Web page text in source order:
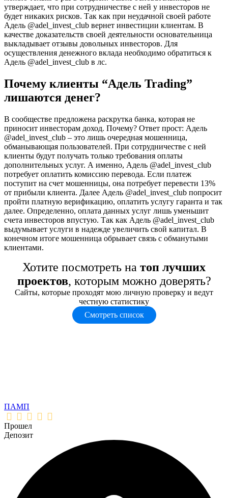
утверждает, что при сотрудничестве с ней у инвесторов не
будет никаких рисков. Так как при неудачной своей работе
Адель @adel_invest_club вернет инвестиции клиентам. В
качестве доказательств своей деятельности основательница
выкладывает отзывы довольных инвесторов. Для
осуществления денежного вклада необходимо обратиться к
Адель @adel_invest_club в лс.
Почему клиенты “Адель Trading”
лишаются денег?
В сообществе предложена раскрутка банка, которая не
приносит инвесторам доход. Почему? Ответ прост: Адель
@adel_invest_club – это лишь очередная мошенница,
обманывающая пользователей. При сотрудничестве с ней
клиенты будут получать только требования оплаты
дополнительных услуг. А именно, Адель @adel_invest_club
потребует оплатить комиссию перевода. Если платеж
поступит на счет мошенницы, она потребует перевести 13%
от прибыли клиента. Далее Адель @adel_invest_club попросит
пройти платную верификацию, оплатить услугу гаранта и так
далее. Определенно, оплата данных услуг лишь уменьшит
счета инвесторов впустую. Так как Адель @adel_invest_club
выдумывает услуги в надежде увеличить свой капитал. В
конечном итоге мошенница обрывает связь с обманутыми
клиентами.
Хотите посмотреть на топ лучших
проектов, которым можно доверять?
Сайты, которые проходят мою личную проверку и ведут
честную статистику
Смотреть список
ПАМП
Прошел
Депозит